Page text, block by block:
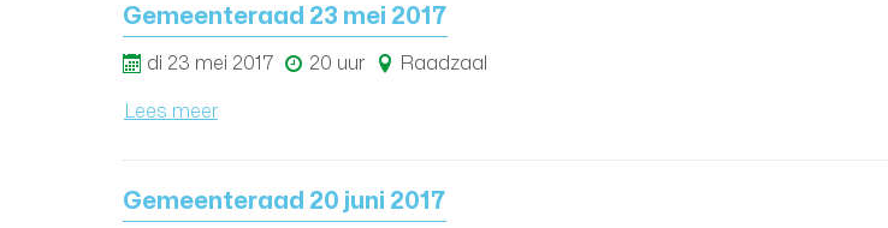
Gemeenteraad 23 mei 2017
di 23 mei 2017 20 uur Raadzaal
Lees meer
Gemeenteraad 20 juni 2017